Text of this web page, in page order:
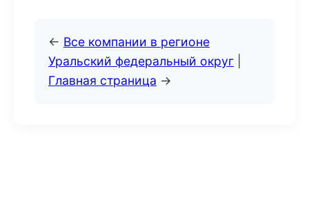
← Все компании в регионе
Уральский федеральный округ
Главная страница →